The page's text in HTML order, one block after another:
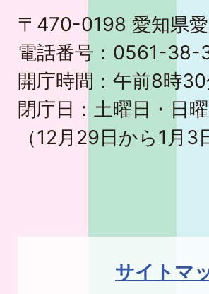
〒470-0198 愛知県
電話番号：0561-38-
開庁時間：午前8時
閉庁日：土曜日・日
（12月29日から1月3
サイトマ